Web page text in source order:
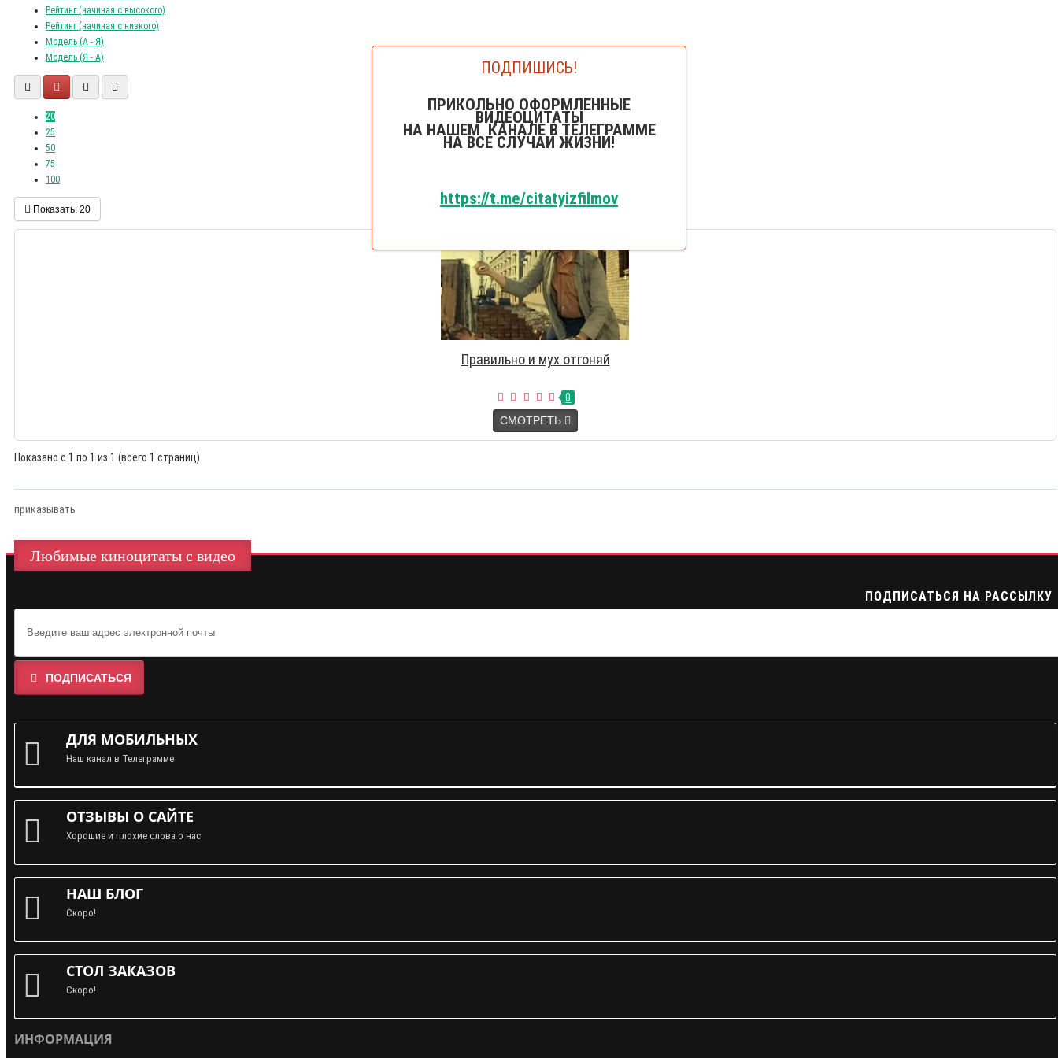
Рейтинг (начиная с высокого)
Рейтинг (начиная с низкого)
Модель (А - Я)
Модель (Я - А)
20
25
50
75
100
Показать: 20
Правильно и мух отгоняй
0
СМОТРЕТЬ
Показано с 1 по 1 из 1 (всего 1 страниц)
приказывать
Любимые киноцитаты с видео
ПОДПИСАТЬСЯ НА РАССЫЛКУ
ПОДПИСАТЬСЯ
ДЛЯ МОБИЛЬНЫХ
Наш канал в Телеграмме
ОТЗЫВЫ О САЙТЕ
Хорошие и плохие слова о нас
НАШ БЛОГ
Скоро!
СТОЛ ЗАКАЗОВ
Скоро!
ИНФОРМАЦИЯ
ПОДПИШИСЬ!
ПРИКОЛЬНО ОФОРМЛЕННЫЕ
ВИДЕОЦИТАТЫ
НА НАШЕМ КАНАЛЕ В ТЕЛЕГРАММЕ
НА ВСЕ СЛУЧАИ ЖИЗНИ!
https://t.me/citatyizfilmov